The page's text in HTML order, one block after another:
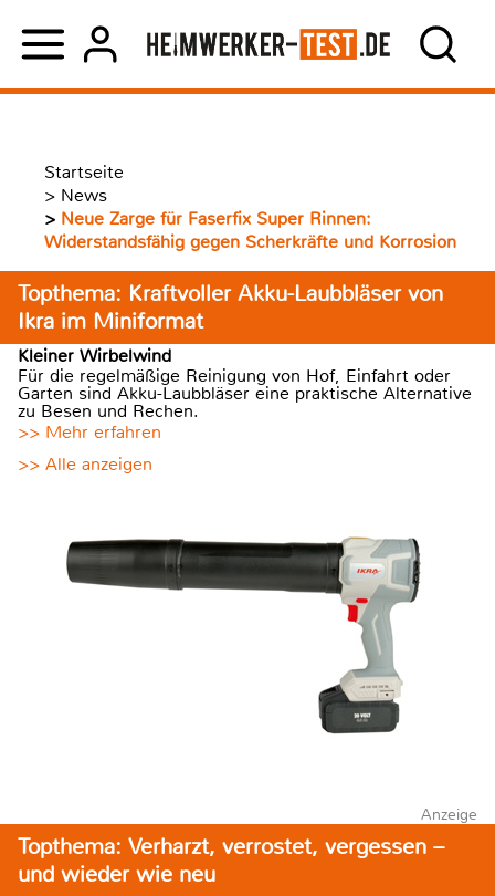
Startseite
> News
> Neue Zarge für Faserfix Super Rinnen:
Widerstandsfähig gegen Scherkräfte und Korrosion
Topthema: Kraftvoller Akku-Laubbläser von
Ikra im Miniformat
Kleiner Wirbelwind
Für die regelmäßige Reinigung von Hof, Einfahrt oder
Garten sind Akku-Laubbläser eine praktische Alternative
zu Besen und Rechen.
>> Mehr erfahren
>> Alle anzeigen
Anzeige
Topthema: Verharzt, verrostet, vergessen –
und wieder wie neu